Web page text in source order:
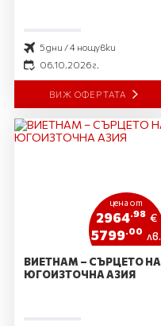
5 дни / 4 нощувки
06.10.2026 г.
ВИЖ ОФЕРТАТА
цена от
2964 .98 €
5799.00 лв.
ВИЕТНАМ – СЪРЦЕТО НА
ЮГОИЗТОЧНА АЗИЯ